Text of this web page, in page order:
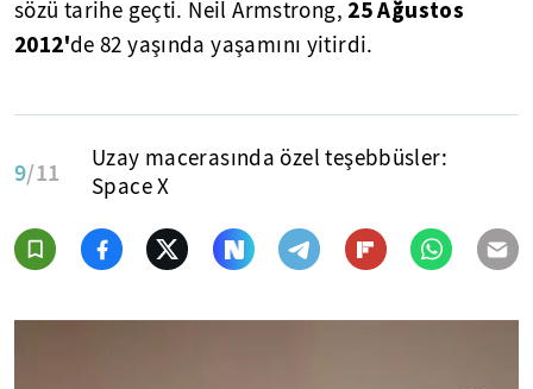
sözü tarihe geçti. Neil Armstrong, 25 Ağustos
2012'de 82 yaşında yaşamını yitirdi.
9/11
Uzay macerasında özel teşebbüsler:
Space X